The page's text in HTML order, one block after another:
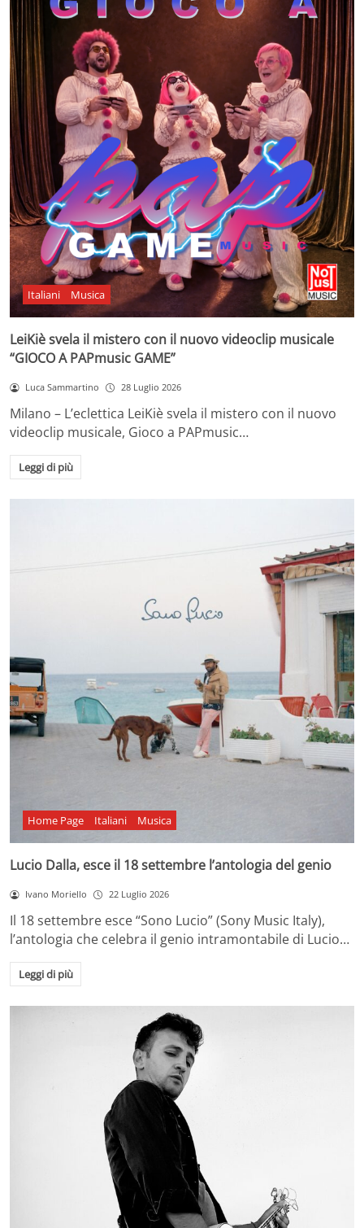
Italiani Musica
LeiKiè svela il mistero con il nuovo videoclip musicale
“GIOCO A PAPmusic GAME”
Luca Sammartino 28 Luglio 2026
Milano – L’eclettica LeiKiè svela il mistero con il nuovo
videoclip musicale, Gioco a PAPmusic…
Leggi di più
Home Page Italiani Musica
Lucio Dalla, esce il 18 settembre l’antologia del genio
Ivano Moriello 22 Luglio 2026
Il 18 settembre esce “Sono Lucio” (Sony Music Italy),
l’antologia che celebra il genio intramontabile di Lucio…
Leggi di più